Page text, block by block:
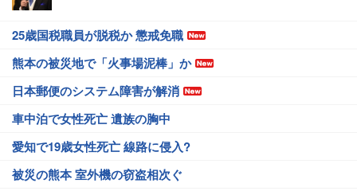
25歳国税職員が脱税か 懲戒免職
熊本の被災地で「火事場泥棒」か
日本郵便のシステム障害が解消
車中泊で女性死亡 遺族の胸中
愛知で19歳女性死亡 線路に侵入?
被災の熊本 室外機の窃盗相次ぐ